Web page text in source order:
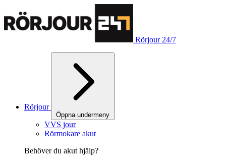
Rörjour 24/7
Rörjour
Öppna undermeny
VVS jour
Rörmokare akut
Behöver du akut hjälp?